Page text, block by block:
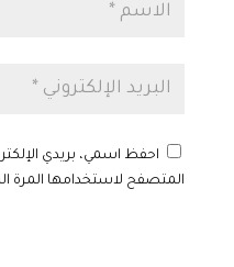
احفظ اسمي، بريدي
المتصفح لاستخدامها المرة